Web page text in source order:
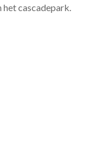
het cascadepark.